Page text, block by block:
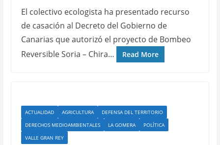
El colectivo ecologista ha presentado recurso
de casación al Decreto del Gobierno de
Canarias que autorizó el proyecto de Bombeo
Reversible Soria – Chira…
Read More
ACTUALIDAD AGRICULTURA
DEFENSA DEL TERRITORIO
DERECHOS MEDIOAMBIENTALES
LA GOMERA
POLÍTICA
VALLE GRAN REY